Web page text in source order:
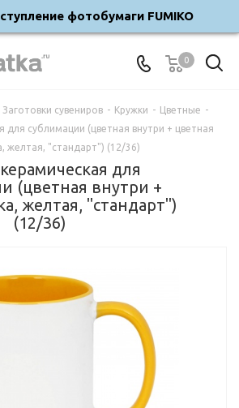
фотобумаги FUMIKO
0
Заготовки сувениров - Кружки - Цветные -
для сублимации (цветная внутри + цветная
желтая, "стандарт") (12/36)
для
(цветная внутри +
желтая, "стандарт")
(12/36)